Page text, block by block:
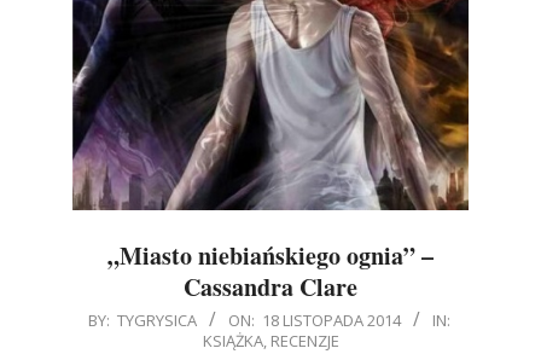
„Miasto niebiańskiego ognia” –
Cassandra Clare
2014-
BY: TYGRYSICA ON: 18 LISTOPADA 2014
IN:
KSIĄŻKA, RECENZJE